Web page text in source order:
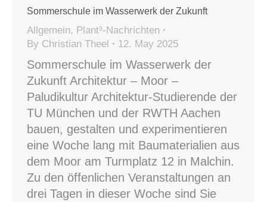
Sommerschule im Wasserwerk der Zukunft
Allgemein, Plant³-Nachrichten
By Christian Theel 12. May 2025
Sommerschule im Wasserwerk der
Zukunft Architektur – Moor –
Paludikultur Architektur-Studierende der
TU München und der RWTH Aachen
bauen, gestalten und experimentieren
eine Woche lang mit Baumaterialien aus
dem Moor am Turmplatz 12 in Malchin.
Zu den öffenlichen Veranstaltungen an
drei Tagen in dieser Woche sind Sie